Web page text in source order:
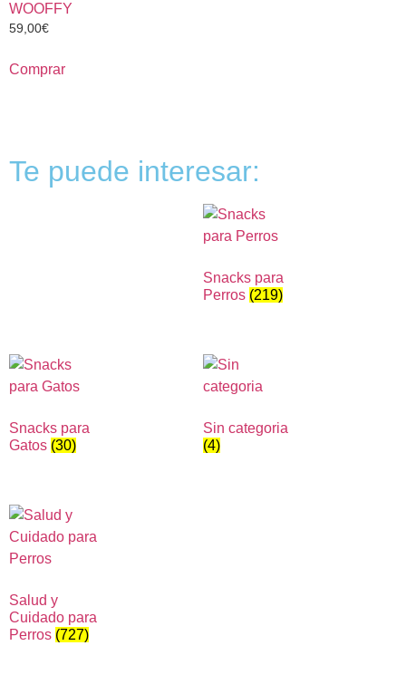
WOOFFY
59,00€
Comprar
Te puede interesar:
Snacks para
Perros (219)
Snacks para
Gatos (30)
Sin categoria
(4)
Salud y
Cuidado para
Perros (727)